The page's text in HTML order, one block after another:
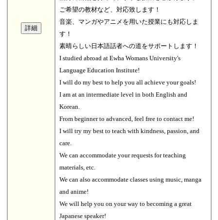
ご希望の教材など、対応致します！
音楽、マンガやアニメを用いた授業にも対応しま
す！
素晴らしい日本語話者への道をサポートします！
I studied abroad at Ewha Womans University's
Language Education Institute!
I will do my best to help you all achieve your goals!
I am at an intermediate level in both English and
Korean.
From beginner to advanced, feel free to contact me!
I will try my best to teach with kindness, passion, and
care.
We can accommodate your requests for teaching
materials, etc.
We can also accommodate classes using music, manga
and anime!
We will help you on your way to becoming a great
Japanese speaker!